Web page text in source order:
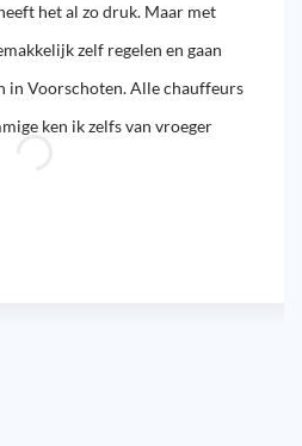
het al zo druk. Maar met
zelf regelen en gaan
in Voorschoten. Alle chauffeurs
ken ik zelfs van vroeger